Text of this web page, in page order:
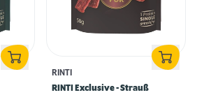
RINTI
RINTI Exclusive - Strauß